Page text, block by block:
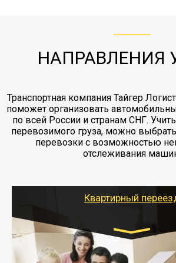
заканчивая выгрузкой в пункте
НАПРАВЛЕНИЯ
Транспортная компания Тайгер
поможет организовать
по всей России и странам СНГ.
перевозимого груза, можно
перевозки с возможностью
отслеживания
Квартирный
Газель: 1,5 и 3